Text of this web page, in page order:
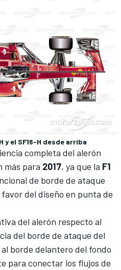
y el SF16-H desde arriba
completa del alerón
más para 2017, ya que la F1
de borde de ataque
del diseño en punta de
del alerón respecto al
del borde de ataque del
borde delantero del fondo
para conectar los flujos de